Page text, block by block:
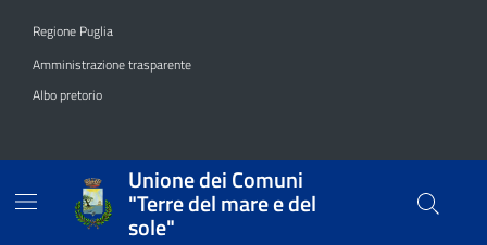
Regione Puglia
Amministrazione trasparente
Albo pretorio
Unione dei Comuni
"Terre del mare e del
sole"